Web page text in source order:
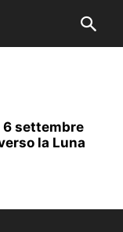
6 settembre
la Luna